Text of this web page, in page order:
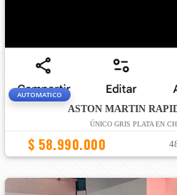
AUTOMATICO
ASTON MARTIN
ÚNICO GRIS PLATA EN
$ 58.990.000